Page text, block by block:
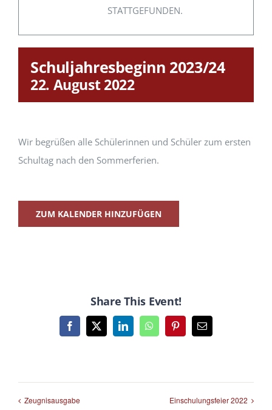
STATTGEFUNDEN.
Schuljahresbeginn 2023/24
22. August 2022
Wir begrüßen alle Schü­lerin­nen und Schüler zum ersten
Schul­t­ag nach den Som­mer­fe­rien.
ZUM KALENDER HINZUFÜGEN
Share This Event!
Facebook
X LinkedInWhatsAppPinterest
E-
Mail
Zeugnisausgabe Einschulungsfeier 2022